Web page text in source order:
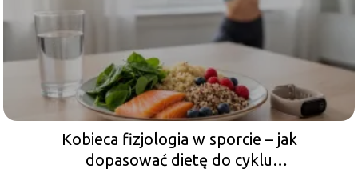
Kobieca fizjologia w sporcie – jak
dopasować dietę do cyklu